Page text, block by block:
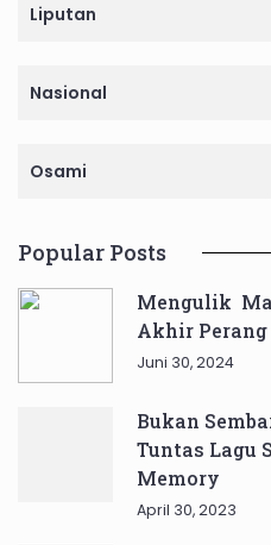
Liputan
Nasional
Osami
Popular Posts
Mengulik
Akhir
Juni 30, 2024
Bukan
Tuntas Lagu
Memory
April 30, 2023